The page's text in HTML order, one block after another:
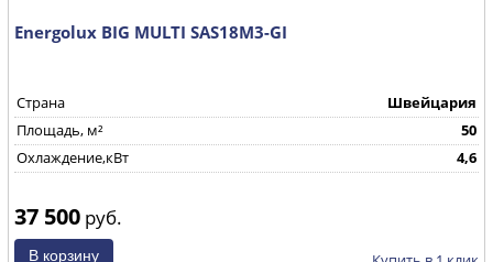
Energolux BIG MULTI SAS18M3-GI
Страна
Швейцария
Площадь, м²
50
Охлаждение,кВт
4,6
37 500 руб.